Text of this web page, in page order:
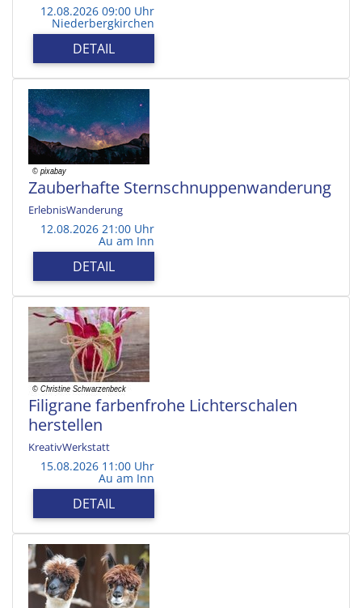
12.08.2026 09:00 Uhr
Niederbergkirchen
DETAIL
Zauberhafte Sternschnuppenwanderung
ErlebnisWanderung
12.08.2026 21:00 Uhr
Au am Inn
DETAIL
Filigrane farbenfrohe Lichterschalen
herstellen
KreativWerkstatt
15.08.2026 11:00 Uhr
Au am Inn
DETAIL